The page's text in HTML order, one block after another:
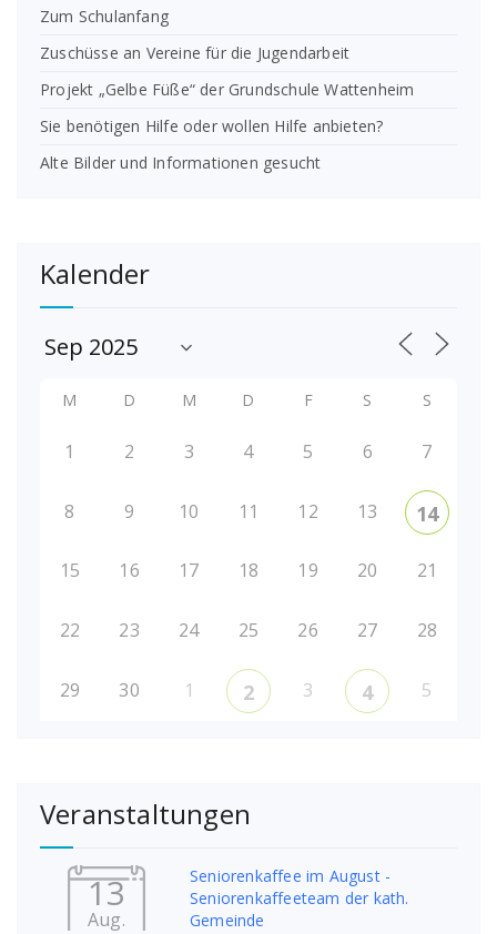
Zum Schulanfang
Zuschüsse an Vereine für die Jugendarbeit
Projekt „Gelbe Füße“ der Grundschule Wattenheim
Sie benötigen Hilfe oder wollen Hilfe anbieten?
Alte Bilder und Informationen gesucht
Kalender
M D M D F S S
1 2 3 4 5 6 7
8 9 10 11 12 13 14
15 16 17 18 19 20 21
22 23 24 25 26 27 28
29 30 1 2 3 4 5
Veranstaltungen
13
Aug.
Seniorenkaffee im August -
Seniorenkaffeeteam der kath.
Gemeinde